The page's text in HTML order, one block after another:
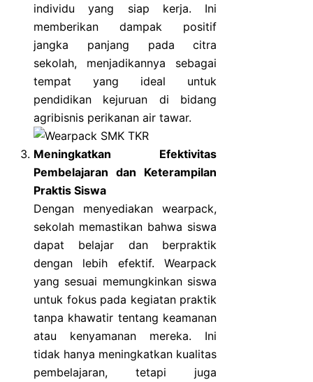
individu yang siap kerja. Ini
memberikan dampak positif
jangka panjang pada citra
sekolah, menjadikannya sebagai
tempat yang ideal untuk
pendidikan kejuruan di bidang
agribisnis perikanan air tawar.
Meningkatkan Efektivitas
Pembelajaran dan Keterampilan
Praktis Siswa
Dengan menyediakan wearpack,
sekolah memastikan bahwa siswa
dapat belajar dan berpraktik
dengan lebih efektif. Wearpack
yang sesuai memungkinkan siswa
untuk fokus pada kegiatan praktik
tanpa khawatir tentang keamanan
atau kenyamanan mereka. Ini
tidak hanya meningkatkan kualitas
pembelajaran, tetapi juga